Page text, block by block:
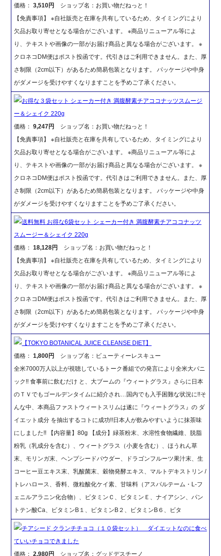
価格：3,510円
ショップ名：お買い物だねっと！
【免責事項】 ※自社販売と在庫を共有しているため、タイミングにより
欠品お取り寄せとなる場合がございます。 ※商品リニューアル等によ
り、テキストや画像の一部がお届け商品と異なる場合がございます。 ※
クロネコDM便はポスト投函です。代引きはご利用できません。また、厚
さ制限（2cm以下）があるため簡易包装となります。 パッケージや中身
がダメージを受けやすくなりますことを予めご了承ください。
お得な３袋セット シェーカー付き 満腹酵素チアココナッツスムージ
ー＆シェイク 220g
価格：9,247円
ショップ名：お買い物だねっと！
【免責事項】 ※自社販売と在庫を共有しているため、タイミングにより
欠品お取り寄せとなる場合がございます。 ※商品リニューアル等によ
り、テキストや画像の一部がお届け商品と異なる場合がございます。 ※
クロネコDM便はポスト投函です。代引きはご利用できません。また、厚
さ制限（2cm以下）があるため簡易包装となります。 パッケージや中身
がダメージを受けやすくなりますことを予めご了承ください。
送料無料 お得な6袋セット シェーカー付き 満腹酵素チアココナッツ
スムージー＆シェイク 220g
価格：18,128円
ショップ名：お買い物だねっと！
【免責事項】 ※自社販売と在庫を共有しているため、タイミングにより
欠品お取り寄せとなる場合がございます。 ※商品リニューアル等によ
り、テキストや画像の一部がお届け商品と異なる場合がございます。 ※
クロネコDM便はポスト投函です。代引きはご利用できません。また、厚
さ制限（2cm以下）があるため簡易包装となります。 パッケージや中身
がダメージを受けやすくなりますことを予めご了承ください。
【TOKYO BOTANICAL JUICE CLEANSE DIET】
価格：1,800円
ショップ名：ビューティーレスキュー
全米7000万人以上が視聴しているトーク番組での発言により全米大パニ
ック!! 食事前に飲むだけ と、大ブームの『ウィートグラス』さらに日本
のＴＶでもゴールデンタイムに紹介され…国内でも入手困難な状況に!!そ
んな中、本商品ファストウィートスリムは遂に『ウィートグラス』の ダ
イエット成分 を抽出するコトに成功!!日本人が飲みやすいように抹茶味
にしました!! 【内容量】80g 【成分】緑茶粉末、水溶性食物繊維、脱脂
粉乳（乳成分を含む）、ウィートグラス（小麦を含む）、ほうれん草
末、モリンガ末、ヘンプシードパウダー、ドラゴンフルーツ果汁末、生
コーヒー豆エキス末、乳酸菌末、穀物発酵エキス、マルトデキストリン /
トレハロース、香料、微粒酸化ケイ素、甘味料（アスパルテーム・L-フ
ェニルアラニン化合物）、ビタミンＣ、ビタミンＥ、ナイアシン、パン
トテン酸Ca、ビタミンB１、ビタミンB２、ビタミンB６、ビタ
チアシード クランチチョコ（１０袋セット） ダイエットなのに食べ
ていいチョコできました
価格：2,980円 ショップ名：グッドデスチーノ